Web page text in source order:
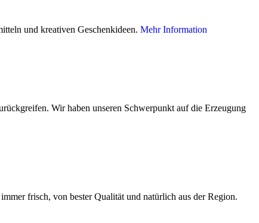
und kreativen Geschenkideen. Mehr Information
Wir haben unseren Schwerpunkt auf die Erzeugung
frisch, von bester Qualität und natürlich aus der Region.